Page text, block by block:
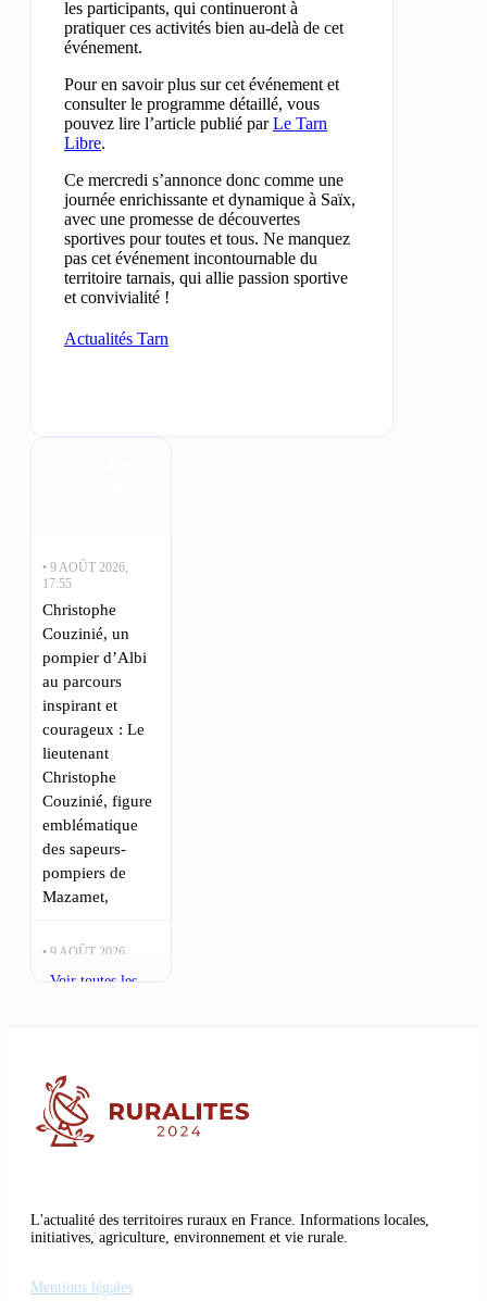
les participants, qui continueront à
pratiquer ces activités bien au-delà de cet
événement.
Pour en savoir plus sur cet événement et
consulter le programme détaillé, vous
pouvez lire l’article publié parLe Tarn
Libre.
Ce mercredi s’annonce donc comme une
journée enrichissante et dynamique à Saïx,
avec une promesse de découvertes
sportives pour toutes et tous. Ne manquez
pas cet événement incontournable du
territoire tarnais, qui allie passion sportive
et convivialité !
Actualités Tarn
• 9 AOÛT 2026,
17:55
Christophe
Couzinié, un
pompier d’Albi
au parcours
inspirant et
courageux : Le
lieutenant
Christophe
Couzinié, figure
emblématique
des sapeurs-
pompiers de
Mazamet,
• 9 AOÛT 2026,
l’été dans le Tarn
: Si vous
cherchez des
11:25
Voir toutes les
L'actualité des territoires ruraux en France. Informations locales,
initiatives, agriculture, environnement et vie rurale.
Mentions légales